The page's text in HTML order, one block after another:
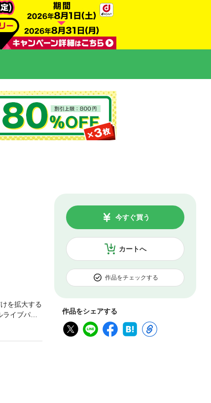
カートへ
今すぐ買う
作品をチェックする
作品をシェアする
を拡大する
イブパー
載！ 投げ
を使って
を有利に